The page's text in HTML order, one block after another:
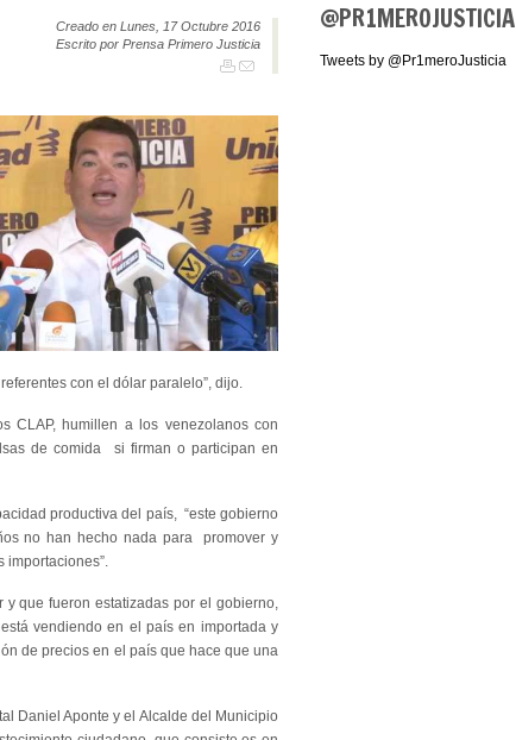
Creado en Lunes, 17 Octubre 2016
Escrito por Prensa Primero Justicia
con el dólar paralelo”, dijo.
CLAP, humillen a los venezolanos con
de comida si firman o participan en
productiva del país, “este gobierno
no han hecho nada para promover y
que fueron estatizadas por el gobierno,
vendiendo en el país en importada y
de precios en el país que hace que una
Daniel Aponte y el Alcalde del Municipio
@PR1MEROJUSTICIA
Tweets by @Pr1meroJusticia